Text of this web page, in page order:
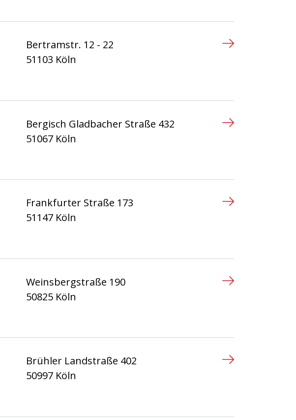
Bertramstr. 12 - 22
51103 Köln
Bergisch Gladbacher Straße 432
51067 Köln
Frankfurter Straße 173
51147 Köln
Weinsbergstraße 190
50825 Köln
Brühler Landstraße 402
50997 Köln